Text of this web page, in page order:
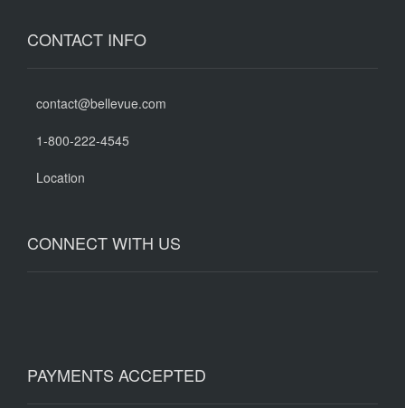
CONTACT INFO
contact@bellevue.com
1-800-222-4545
Location
CONNECT WITH US
PAYMENTS ACCEPTED